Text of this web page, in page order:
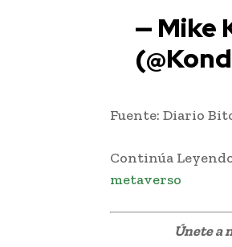
— Mike
Fuente: Diario
Continúa
metaverso
Únete a